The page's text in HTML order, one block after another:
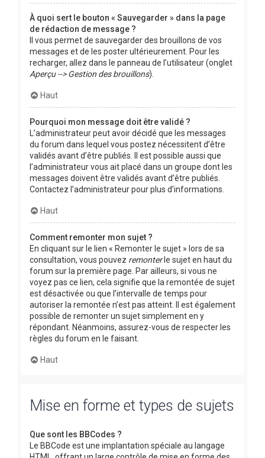
À quoi sert le bouton « Sauvegarder » dans la page
de rédaction de message ?
Il vous permet de sauvegarder des brouillons de vos
messages et de les poster ultérieurement. Pour les
recharger, allez dans le panneau de l’utilisateur (onglet
Aperçu --> Gestion des brouillons).
Haut
Pourquoi mon message doit être validé ?
L’administrateur peut avoir décidé que les messages
du forum dans lequel vous postez nécessitent d’être
validés avant d’être publiés. Il est possible aussi que
l’administrateur vous ait placé dans un groupe dont les
messages doivent être validés avant d’être publiés.
Contactez l’administrateur pour plus d’informations.
Haut
Comment remonter mon sujet ?
En cliquant sur le lien « Remonter le sujet » lors de sa
consultation, vous pouvez remonterle sujet en haut du
forum sur la première page. Par ailleurs, si vous ne
voyez pas ce lien, cela signifie que la remontée de sujet
est désactivée ou que l’intervalle de temps pour
autoriser la remontée n’est pas atteint. Il est également
possible de remonter un sujet simplement en y
répondant. Néanmoins, assurez-vous de respecter les
règles du forum en le faisant.
Haut
Mise en forme et types de sujets
Que sont les BBCodes ?
Le BBCode est une implantation spéciale au langage